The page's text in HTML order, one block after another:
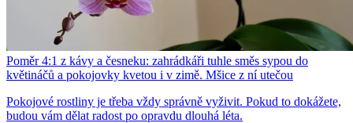
Poměr 4:1 z kávy a česneku: zahrádkáři tuhle směs sypou do
květináčů a pokojovky kvetou i v zimě. Mšice z ní utečou
Pokojové rostliny je třeba vždy správně vyživit. Pokud to dokážete,
budou vám dělat radost po opravdu dlouhá léta.